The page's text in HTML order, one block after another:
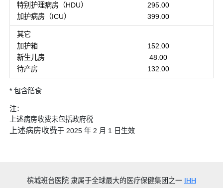
特别护理病房（HDU）
295.00
加护病房（ICU）
399.00
其它
加护箱
152.00
新生儿房
48.00
待产房
132.00
* 包含膳食
注：
上述病房收费未包括政府税
上述病房收费于 2025 年 2 月 1 日生效
槟城班台医院 隶属于全球最大的医疗保健集团之一 IHH